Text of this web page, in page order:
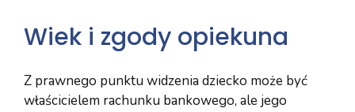
Wiek i zgody opiekuna
Z prawnego punktu widzenia dziecko może być
właścicielem rachunku bankowego, ale jego